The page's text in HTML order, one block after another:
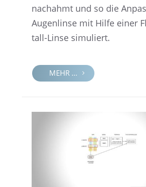
nachahmt und so die
Augen­linse mit Hilfe einer
tall-Linse simuliert.
MEHR ...